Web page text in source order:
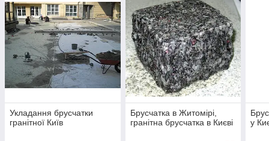
Укладання брусчатки
гранітної Київ
Брусчатка в Житомірі,
гранітна брусчатка в Києві
у